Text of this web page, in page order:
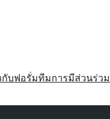
กับฟอรั่มทีมการมีส่วนร่วม